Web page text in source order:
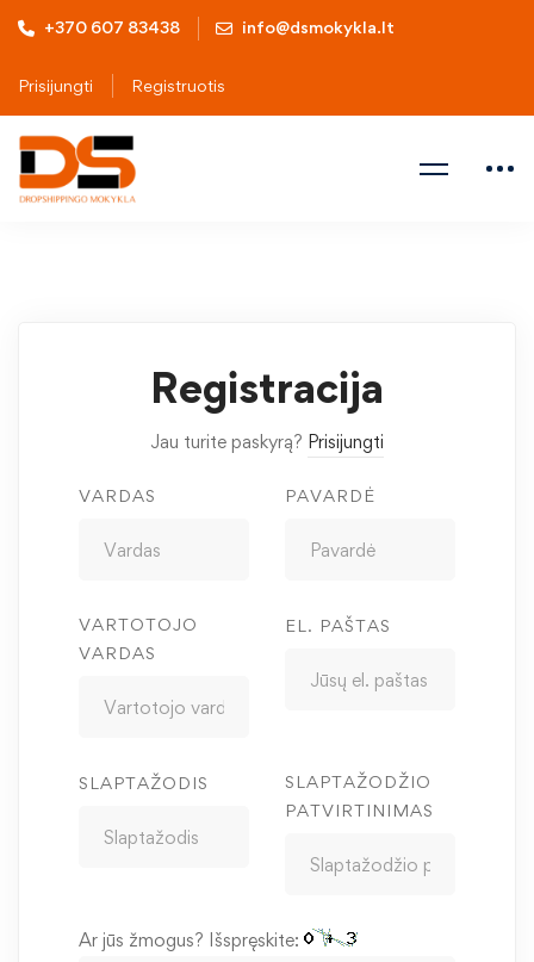
+370 607 83438 info@dsmokykla.lt
Prisijungti Registruotis
Registracija
Jau turite paskyrą? Prisijungti
VARDAS PAVARDĖ
VARTOTOJO
VARDAS
EL. PAŠTAS
SLAPTAŽODIS
SLAPTAŽODŽIO
PATVIRTINIMAS
Ar jūs žmogus? Išspręskite: